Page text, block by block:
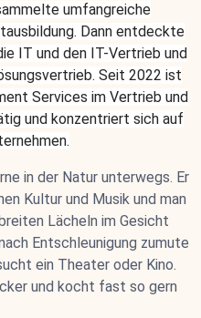
umfangreiche
Dann entdeckte
IT und den IT-Vertrieb und
Seit 2022 ist
Services im Vertrieb und
und konzentriert sich auf
in der Natur unterwegs. Er
Kultur und Musik und man
Lächeln im Gesicht
Entschleunigung zumute
ein Theater oder Kino.
und kocht fast so gern